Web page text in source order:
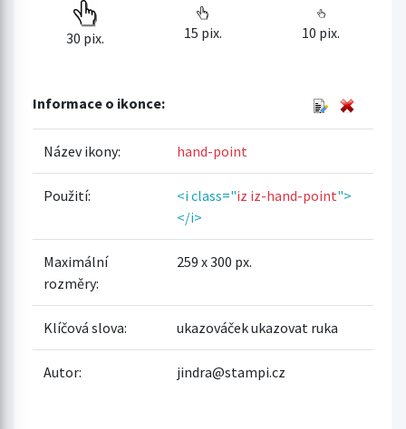
30 pix. 15 pix. 10 pix.
Informace o ikonce:
Název ikony: hand-point
Použití: <i class="iz iz-hand-point">
</i>
Maximální
rozměry:
259 x 300 px.
Klíčová slova: ukazováček ukazovat ruka
Autor: jindra@stampi.cz